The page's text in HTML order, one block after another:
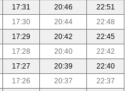
17:31 20:46
22:51
17:30 20:44
22:48
17:29 20:42
22:45
17:28 20:40
22:42
17:27 20:39
22:40
17:26 20:37
22:37